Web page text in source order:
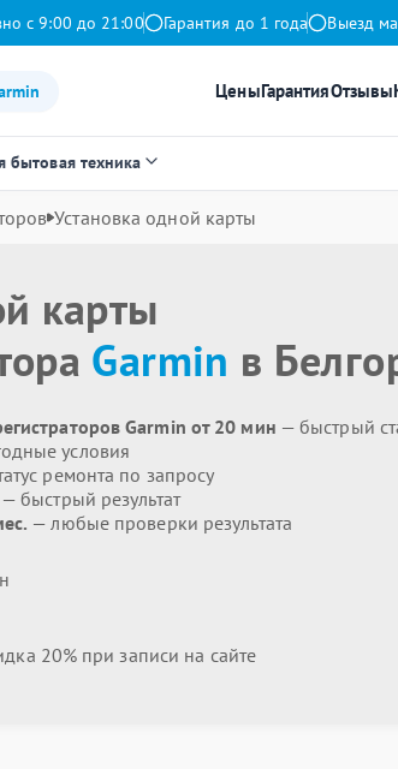
с 9:00 до 21:00 Гарантия до 1 года Выезд
ЦеныГарантияОтзывы
бытовая техника
Установка одной карты
карты
Garmin в
Garmin от 20 мин — быстрый
условия
ремонта по запросу
— быстрый результат
— любые проверки результата
20% при записи на сайте